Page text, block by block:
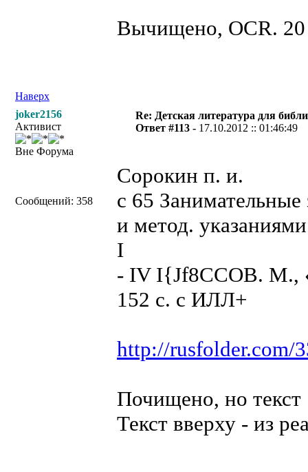
Вычищено, OCR. 20
Наверх
joker2156
Активист
Вне Форума
Сообщений: 358
Re: Детская литература для
Ответ #113 - 17.10.2012 :: 01:46:49
Сорокин п. и.
с 65
и метод.
I
- IV I{Jf8CCOB. М.,
152 с. с ИЛЛ+
http://rusfolder.com/
Почищено, но текст
Текст вверху - из